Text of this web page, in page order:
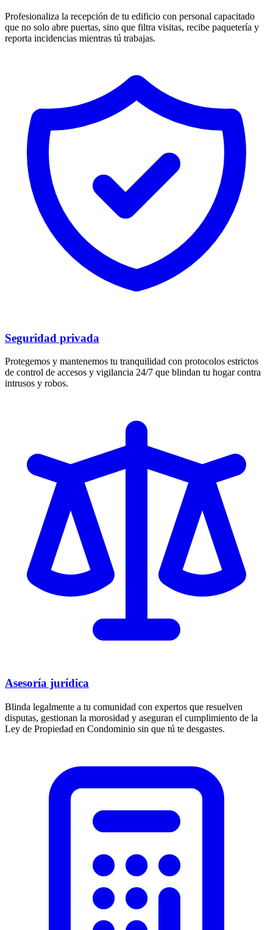
Profesionaliza la recepción de tu edificio con personal capacitado
que no solo abre puertas, sino que filtra visitas, recibe paquetería y
reporta incidencias mientras tú trabajas.
Seguridad privada
Protegemos y mantenemos tu tranquilidad con protocolos estrictos
de control de accesos y vigilancia 24/7 que blindan tu hogar contra
intrusos y robos.
Asesoría jurídica
Blinda legalmente a tu comunidad con expertos que resuelven
disputas, gestionan la morosidad y aseguran el cumplimiento de la
Ley de Propiedad en Condominio sin que tú te desgastes.